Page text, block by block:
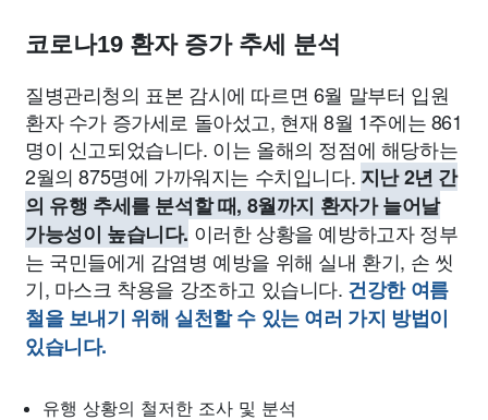
코로나19 환자 증가 추세 분석
질병관리청의 표본 감시에 따르면 6월 말부터 입원
환자 수가 증가세로 돌아섰고, 현재 8월 1주에는 861
명이 신고되었습니다. 이는 올해의 정점에 해당하는
2월의 875명에 가까워지는 수치입니다. 지난 2년 간
의 유행 추세를 분석할 때, 8월까지 환자가 늘어날
가능성이 높습니다. 이러한 상황을 예방하고자 정부
는 국민들에게 감염병 예방을 위해 실내 환기, 손 씻
기, 마스크 착용을 강조하고 있습니다. 건강한 여름
철을 보내기 위해 실천할 수 있는 여러 가지 방법이
있습니다.
유행 상황의 철저한 조사 및 분석